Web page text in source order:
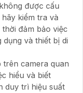
được cấu
kiểm tra và
đảm bảo việc
và thiết bị di
camera quan
hiểu và biết
duy trì hiệu suất